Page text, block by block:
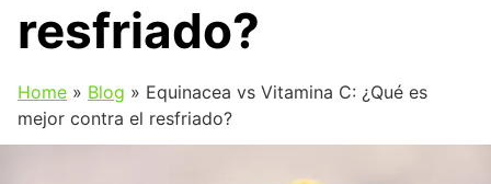
resfriado?
Home » Blog » Equinacea vs Vitamina C: ¿Qué es
mejor contra el resfriado?